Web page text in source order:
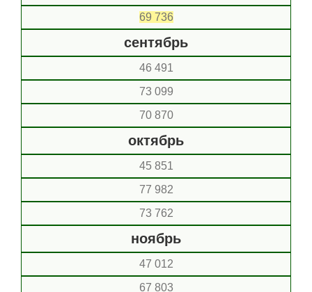
69 736
сентябрь
46 491
73 099
70 870
октябрь
45 851
77 982
73 762
ноябрь
47 012
67 803